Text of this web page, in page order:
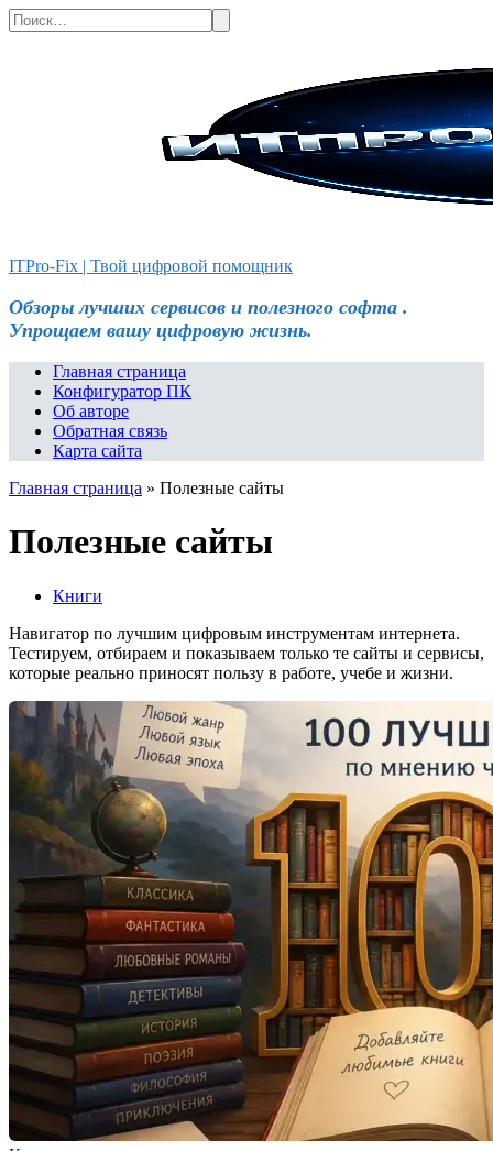
Перейти
к
Search
for:
ITPro-Fix | Твой цифровой помощник
Обзоры лучших сервисов и полезного софта .
Упрощаем вашу цифровую жизнь.
Главная страница
Конфигуратор ПК
Об авторе
Обратная связь
Карта сайта
Главная страница » Полезные сайты
Полезные сайты
Книги
Навигатор по лучшим цифровым инструментам интернета.
Тестируем, отбираем и показываем только те сайты и сервисы,
которые реально приносят пользу в работе, учебе и жизни.